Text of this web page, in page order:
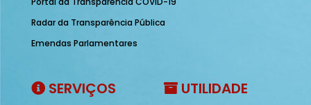
Radar da Transparência Pública
Emendas Parlamentares
SERVIÇOS UTILIDADE